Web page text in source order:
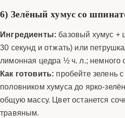
6) Зелёный хумус со
Ингредиенты: базовый хумус +
30 секунд и отжать) или
лимонная цедра ½ ч. л.; немного
Как готовить: пробейте зелень
половником хумуса до ярко-
общую массу. Цвет останется
травяным.